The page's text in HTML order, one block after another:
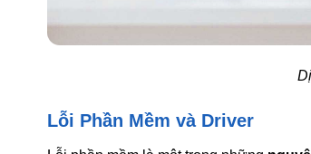
Lỗi Phần Mềm và Driver